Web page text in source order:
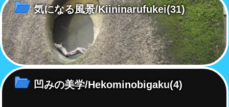
気になる風景/Kiininarufukei(31)
凹みの美学/Hekominobigaku(4)